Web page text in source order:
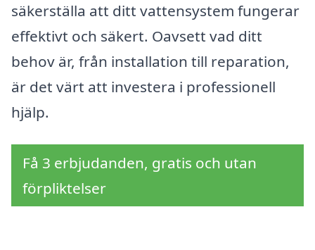
säkerställa att ditt vattensystem fungerar
effektivt och säkert. Oavsett vad ditt
behov är, från installation till reparation,
är det värt att investera i professionell
hjälp.
Få 3 erbjudanden, gratis och utan
förpliktelser